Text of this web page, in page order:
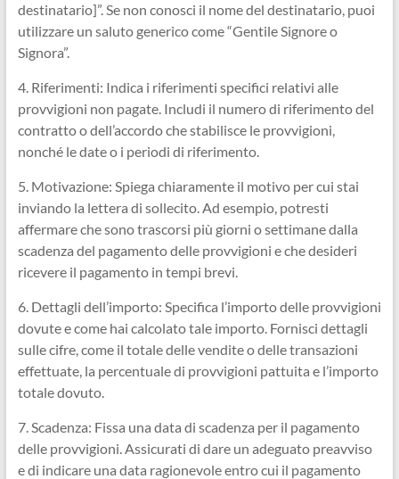
destinatario]”. Se non conosci il nome del destinatario, puoi
utilizzare un saluto generico come “Gentile Signore o
Signora”.
4. Riferimenti: Indica i riferimenti specifici relativi alle
provvigioni non pagate. Includi il numero di riferimento del
contratto o dell’accordo che stabilisce le provvigioni,
nonché le date o i periodi di riferimento.
5. Motivazione: Spiega chiaramente il motivo per cui stai
inviando la lettera di sollecito. Ad esempio, potresti
affermare che sono trascorsi più giorni o settimane dalla
scadenza del pagamento delle provvigioni e che desideri
ricevere il pagamento in tempi brevi.
6. Dettagli dell’importo: Specifica l’importo delle provvigioni
dovute e come hai calcolato tale importo. Fornisci dettagli
sulle cifre, come il totale delle vendite o delle transazioni
effettuate, la percentuale di provvigioni pattuita e l’importo
totale dovuto.
7. Scadenza: Fissa una data di scadenza per il pagamento
delle provvigioni. Assicurati di dare un adeguato preavviso
e di indicare una data ragionevole entro cui il pagamento